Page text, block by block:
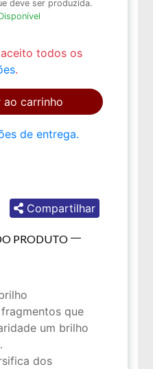
deve ser produzida.
todos os
.
ao carrinho
de entrega.
Compartilhar
PRODUTO
que
um brilho
dos